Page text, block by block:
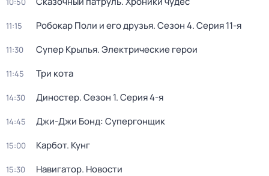
11:15 Робокар Поли и его друзья. Сезон 4. Серия 11-я
11:30 Супер Крылья. Электрические герои
11:45 Три кота
14:30 Диностер. Сезон 1. Серия 4-я
14:45 Джи-Джи Бонд: Супергонщик
15:00 Карбот. Кунг
15:30 Навигатор. Новости